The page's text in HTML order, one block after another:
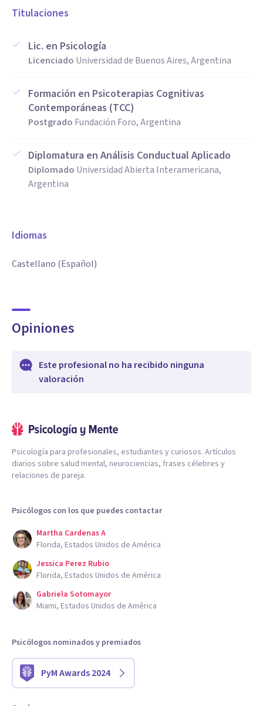
Titulaciones
Lic. en Psicología
Licenciado Universidad de Buenos Aires, Argentina
Formación en Psicoterapias Cognitivas
Contemporáneas (TCC)
Postgrado Fundación Foro, Argentina
Diplomatura en Análisis Conductual Aplicado
Diplomado Universidad Abierta Interamericana,
Argentina
Idiomas
Castellano (Español)
Opiniones
Este profesional no ha recibido ninguna
valoración
Psicología para profesionales, estudiantes y curiosos. Artículos
diarios sobre salud mental, neurociencias, frases célebres y
relaciones de pareja.
Psicólogos con los que puedes contactar
Martha Cardenas A
Florida, Estados Unidos de América
Jessica Perez Rubio
Florida, Estados Unidos de América
Gabriela Sotomayor
Miami, Estados Unidos de América
Psicólogos nominados y premiados
PyM Awards 2024